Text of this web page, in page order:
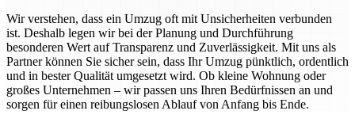
Wir verstehen, dass ein Umzug oft mit Unsicherheiten verbunden
ist. Deshalb legen wir bei der Planung und Durchführung
besonderen Wert auf Transparenz und Zuverlässigkeit. Mit uns als
Partner können Sie sicher sein, dass Ihr Umzug pünktlich, ordentlich
und in bester Qualität umgesetzt wird. Ob kleine Wohnung oder
großes Unternehmen – wir passen uns Ihren Bedürfnissen an und
sorgen für einen reibungslosen Ablauf von Anfang bis Ende.